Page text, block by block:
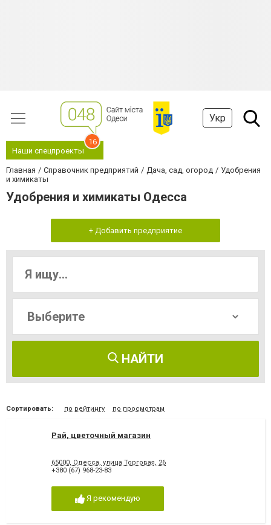
Укр
Наши спецпроекты
16
Главная Справочник предприятий Дача, сад, огород
Удобрения
и химикаты
Удобрения и химикаты Одесса
+ Добавить предприятие
НАЙТИ
Сортировать: по рейтингу по просмотрам
Рай, цветочный магазин
65000, Одесса, улица Торговая, 26
+380 (67) 968-23-83
Я рекомендую